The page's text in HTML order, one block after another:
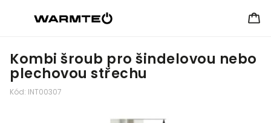
Kombi šroub pro šindelovou nebo
plechovou střechu
Kód: INT00307